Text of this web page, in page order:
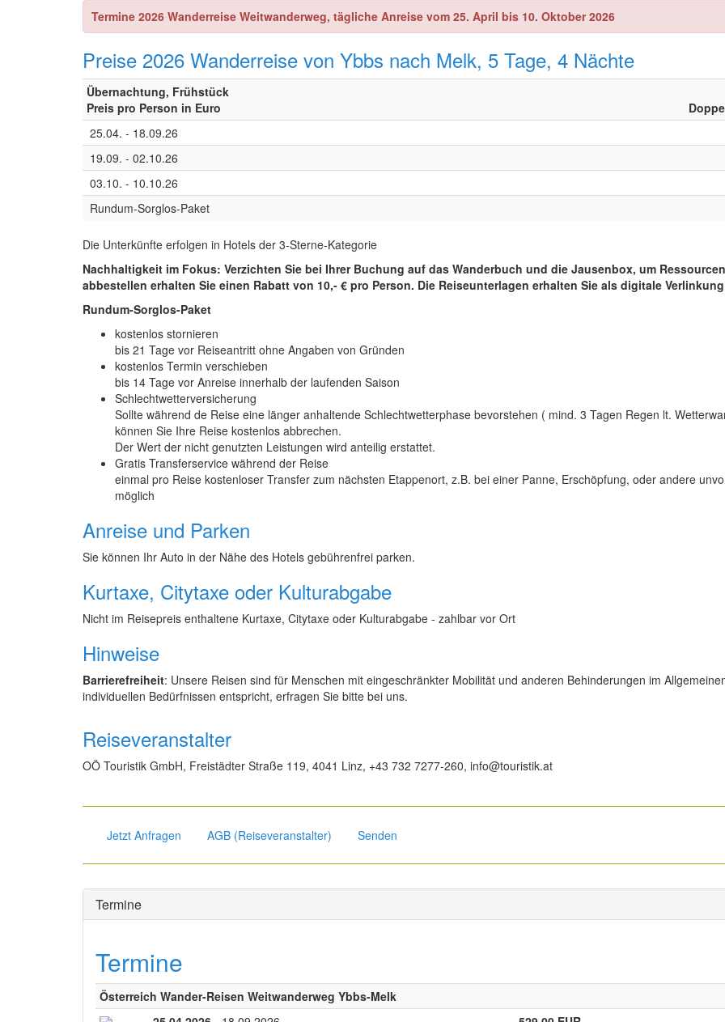
Termine 2026 Wanderreise Weitwanderweg, tägliche Anreise vom 25. April bis 10. Oktober 2026
Preise 2026 Wanderreise von Ybbs nach Melk, 5 Tage, 4 Nächte
Übernachtung, Frühstück
Preis pro Person in Euro
25.04. - 18.09.26
19.09. - 02.10.26
03.10. - 10.10.26
Rundum-Sorglos-Paket
Die Unterkünfte erfolgen in Hotels der 3-Sterne-Kategorie
Nachhaltigkeit im Fokus: Verzichten Sie bei Ihrer Buchung auf das Wanderbuch und die Jausenbox, um
abbestellen erhalten Sie einen Rabatt von 10,- € pro Person. Die Reiseunterlagen erhalten Sie als digitale
Rundum-Sorglos-Paket
kostenlos stornieren
bis 21 Tage vor Reiseantritt ohne Angaben von Gründen
kostenlos Termin verschieben
bis 14 Tage vor Anreise innerhalb der laufenden Saison
Schlechtwetterversicherung
Sollte während de Reise eine länger anhaltende Schlechtwetterphase bevorstehen ( mind. 3 Tagen Regen lt.
können Sie Ihre Reise kostenlos abbrechen.
Der Wert der nicht genutzten Leistungen wird anteilig erstattet.
Gratis Transferservice während der Reise
einmal pro Reise kostenloser Transfer zum nächsten Etappenort, z.B. bei einer Panne, Erschöpfung, oder andere
möglich
Anreise und Parken
Sie können Ihr Auto in der Nähe des Hotels gebührenfrei parken.
Kurtaxe, Citytaxe oder Kulturabgabe
Nicht im Reisepreis enthaltene Kurtaxe, Citytaxe oder Kulturabgabe - zahlbar vor Ort
Hinweise
Barrierefreiheit: Unsere Reisen sind für Menschen mit eingeschränkter Mobilität und anderen Behinderungen im
individuellen Bedürfnissen entspricht, erfragen Sie bitte bei uns.
Reiseveranstalter
OÖ Touristik GmbH, Freistädter Straße 119, 4041 Linz, +43 732 7277-260, info@touristik.at
Jetzt Anfragen AGB (Reiseveranstalter) Senden
Termine
Termine
Österreich Wander-Reisen Weitwanderweg Ybbs-Melk